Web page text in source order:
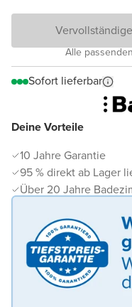
Deine Vorteile
10 Jahre Garantie
95 % direkt ab Lager
Über 20 Jahre
Alle
Sofort lieferbar